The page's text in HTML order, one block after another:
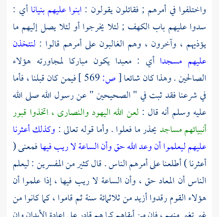
واختلفوا في أمرهم ; فقائلون يقولون : ابنوا عليهم بنياناأي :
سدوا عليهم باب الكهف ; لئلا يخرجوا أو لئلا يصل إليهم ما
يؤذيهم ، وآخرون ، وهم الغالبون على أمرهم قالوا : لنتخذن
عليهم مسجداأي : معبدا يكون مباركا لمجاورته هؤلاء
الصالحين . وهذا كان شائعا[ص:
فيمن كان قبلنا ، فأما
في شرعنا فقد ثبت في " الصحيحين " عن رسول الله صلى الله
عليه وسلم أنه قال : لعن الله اليهود والنصارى ، اتخذوا قبور
أنبيائهم مساجديحذر ما فعلوا . وأما قوله تعالى : وكذلك أعثرنا
عليهم ليعلموا أن وعد الله حق وأن الساعة لا ريب فيهافمعنى (
أعثرنا ) أطلعنا على أمرهم الناس . قال كثير من المفسرين : ليعلم
الناس أن المعاد حق ، وأن الساعة لا ريب فيها ، إذا علموا أن
هؤلاء القوم رقدوا أزيد من ثلاثمائة سنة ثم قاموا ، كما كانوا من